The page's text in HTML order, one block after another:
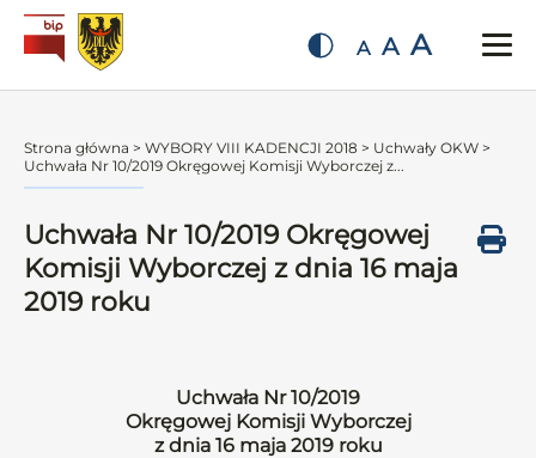
A A A
Strona główna > WYBORY VIII KADENCJI 2018 > Uchwały OKW >
Uchwała Nr 10/2019 Okręgowej Komisji Wyborczej z...
Uchwała Nr 10/2019 Okręgowej
Komisji Wyborczej z dnia 16 maja
2019 roku
Uchwała Nr 10/2019
Okręgowej Komisji Wyborczej
z dnia 16 maja 2019 roku